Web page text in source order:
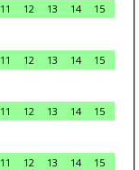
11 12 13 14
15
11 12 13 14
15
11 12 13 14
15
11 12 13 14
15